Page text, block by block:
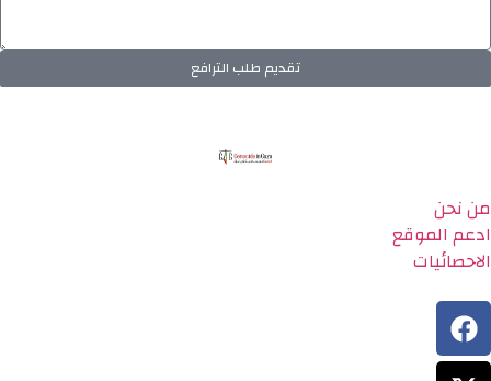
تقديم طلب الترافع
من نحن
ادعم الموقع
الاحصائيات